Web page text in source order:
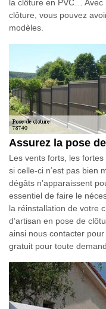
la clôture en PVC… Avec
clôture, vous pouvez
modèles.
Assurez la pose
Les vents forts, les
si celle-ci n’est pas bien
dégâts n’apparaissent
essentiel de faire le
la réinstallation de votre
d’artisan en pose de
ainsi nous contacter
gratuit pour toute